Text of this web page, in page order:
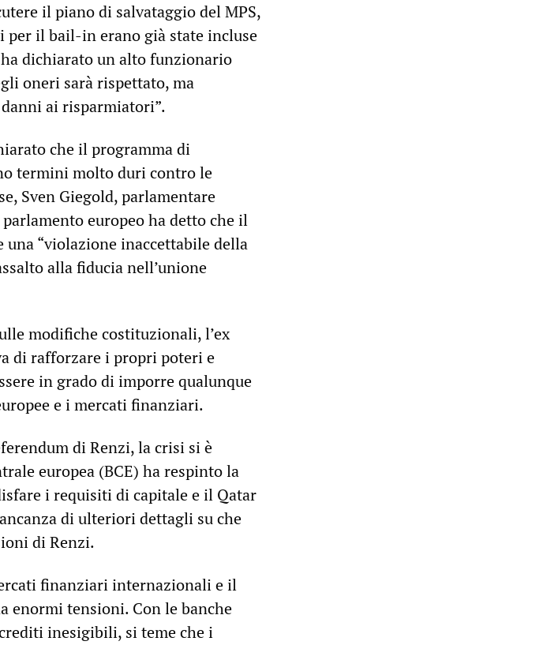
il piano di salvataggio del MPS,
per il bail-in erano già state incluse
dichiarato un alto funzionario
oneri sarà rispettato, ma
ai risparmiatori”.
che il programma di
termini molto duri contro le
Sven Giegold, parlamentare
europeo ha detto che il
“violazione inaccettabile della
alla fiducia nell’unione
modifiche costituzionali, l’ex
di rafforzare i propri poteri e
in grado di imporre qualunque
e i mercati finanziari.
di Renzi, la crisi si è
europea (BCE) ha respinto la
i requisiti di capitale e il Qatar
di ulteriori dettagli su che
di Renzi.
finanziari internazionali e il
enormi tensioni. Con le banche
inesigibili, si teme che i